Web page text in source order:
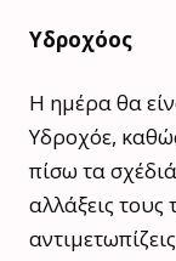
Υδροχόος
Η ημέρα θα
Υδροχόε,
πίσω τα
αλλάξεις